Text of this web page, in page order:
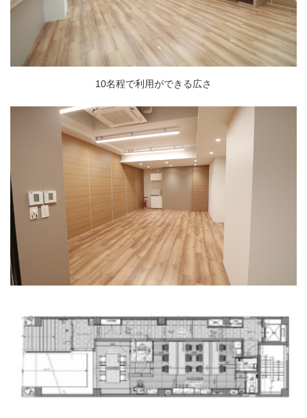
10名程で利用ができる広さ